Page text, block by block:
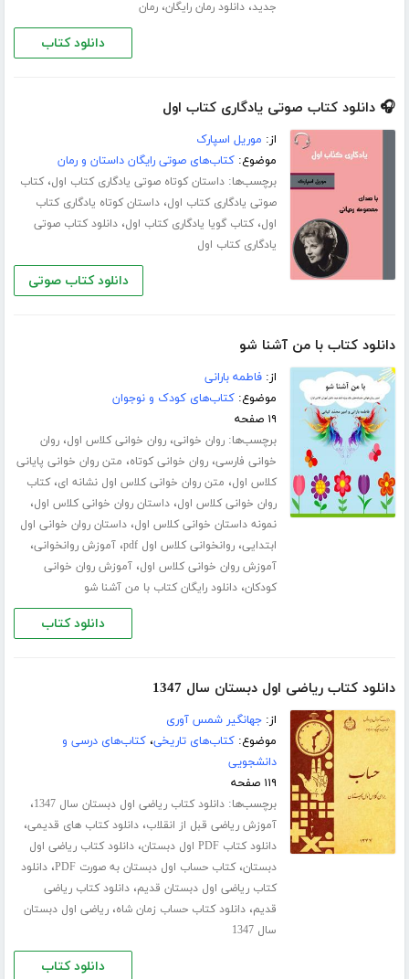
جدید،دانلود رمان رایگان،رمان
دانلود کتاب
🎧 دانلود کتاب صوتی یادگاری کتاب اول
از: موریل اسپارک
موضوع:کتاب‌های صوتی رایگان داستان و رمان
برچسب‌ها:داستان کوتاه صوتی یادگاری کتاب اول،کتاب
صوتی یادگاری کتاب اول،داستان کوتاه یادگاری کتاب
اول،کتاب گویا یادگاری کتاب اول،دانلود کتاب صوتی
یادگاری کتاب اول
دانلود کتاب صوتی
دانلود کتاب با من آشنا شو
از:فاطمه بارانی
موضوع:کتاب‌های کودک و نوجوان
۱۹ صفحه
برچسب‌ها:روان خوانی،روان خوانی کلاس اول،روان
خوانی فارسی،روان خوانی کوتاه، متن روان خوانی پایانی
کلاس اول، متن روان خوانی کلاس اول نشانه ای،کتاب
روان خوانی کلاس اول،داستان روان خوانی کلاس اول،
نمونه داستان خوانی کلاس اول،داستان روان خوانی اول
ابتدایی،روانخوانی کلاس اول pdf ،آموزش روانخوانی،
آموزش روان خوانی کلاس اول،آموزش روان خوانی
کودکان،دانلود رایگان کتاب با من آشنا شو
دانلود کتاب
دانلود کتاب ریاضی اول دبستان سال 1347
از:جهانگیر شمس آوری
موضوع:کتاب‌های تاریخی،کتاب‌های درسی و
دانشجویی
۱۱۹ صفحه
برچسب‌ها:دانلود کتاب ریاضی اول دبستان سال 1347 ،
آموزش ریاضی قبل از انقلاب،دانلود کتاب های قدیمی،
دانلود کتاب PDF اول دبستان ،دانلود کتاب ریاضی اول
دبستان،کتاب حساب اول دبستان به صورت PDF ،دانلود
کتاب ریاضی اول دبستان قدیم،دانلود کتاب ریاضی
قدیم،دانلود کتاب حساب زمان شاه،ریاضی اول دبستان
سال 1347
دانلود کتاب